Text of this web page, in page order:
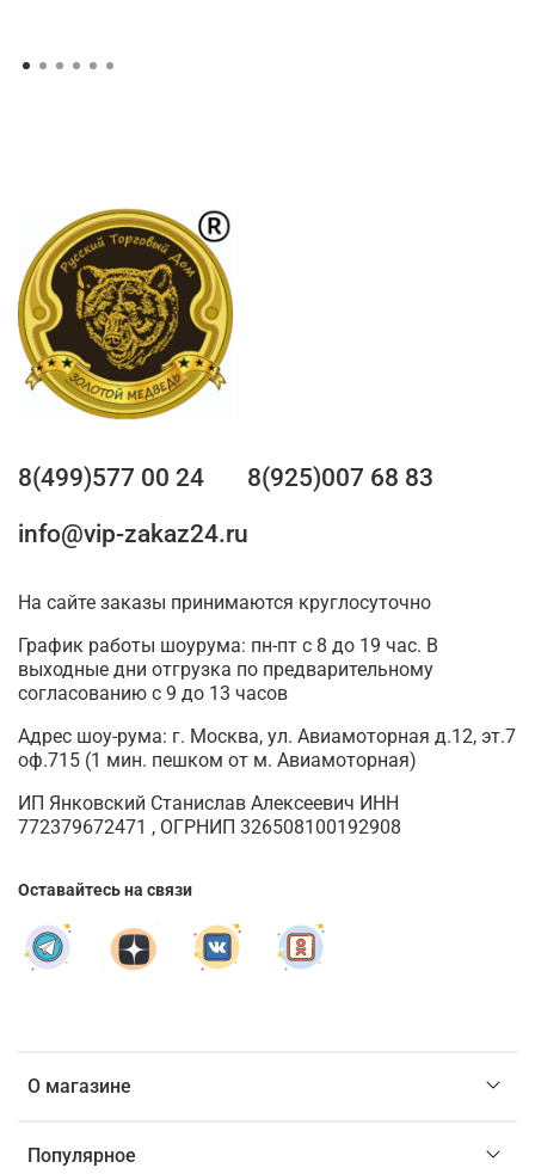
О магазине
Популярное
8(499)577 00 24
8(925)007 68 83
info@vip-zakaz24.ru
На сайте заказы принимаются круглосуточно
График работы шоурума: пн-пт с 8 до 19 час. В
выходные дни отгрузка по предварительному
согласованию с 9 до 13 часов
Адрес шоу-рума: г. Москва, ул. Авиамоторная д.12, эт.7
оф.715 (1 мин. пешком от м. Авиамоторная)
ИП Янковский Станислав Алексеевич ИНН
772379672471 , ОГРНИП 326508100192908
Оставайтесь на связи